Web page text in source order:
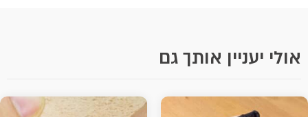
אולי יעניין אותך גם